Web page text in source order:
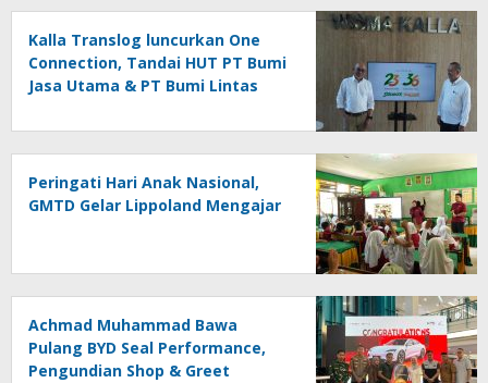
Kalla Translog luncurkan One
Connection, Tandai HUT PT Bumi
Jasa Utama & PT Bumi Lintas
Peringati Hari Anak Nasional,
GMTD Gelar Lippoland Mengajar
Achmad Muhammad Bawa
Pulang BYD Seal Performance,
Pengundian Shop & Greet